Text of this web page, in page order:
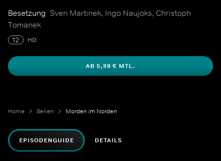
Besetzung Sven Martinek, Ingo Naujoks, Christoph
Tomanek
12 HD
AB 5,98 € MTL.
Home Serien Morden im Norden
EPISODENGUIDE DETAILS